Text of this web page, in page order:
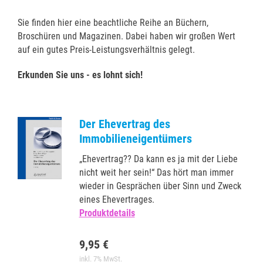
Sie finden hier eine beachtliche Reihe an Büchern,
Broschüren und Magazinen. Dabei haben wir großen Wert
auf ein gutes Preis-Leistungsverhältnis gelegt.
Erkunden Sie uns - es lohnt sich!
Der Ehevertrag des
Immobilieneigentümers
„Ehevertrag?? Da kann es ja mit der Liebe
nicht weit her sein!“ Das hört man immer
wieder in Gesprächen über Sinn und Zweck
eines Ehevertrages.
Produktdetails
9,95 €
inkl. 7% MwSt.